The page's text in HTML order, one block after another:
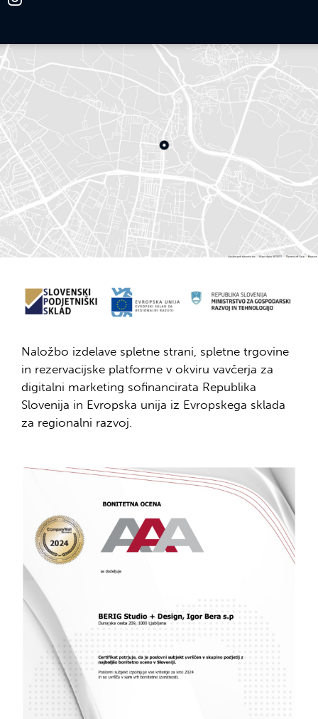
Naložbo izdelave spletne strani, spletne trgovine
in rezervacijske platforme v okviru vavčerja za
digitalni marketing sofinancirata Republika
Slovenija in Evropska unija iz Evropskega sklada
za regionalni razvoj.